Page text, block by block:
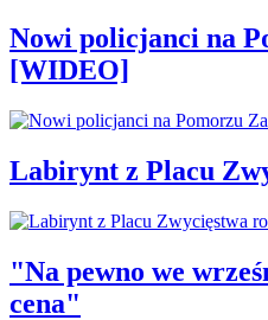
Nowi policjanci na
[WIDEO]
Labirynt z Placu
"Na pewno we
cena"